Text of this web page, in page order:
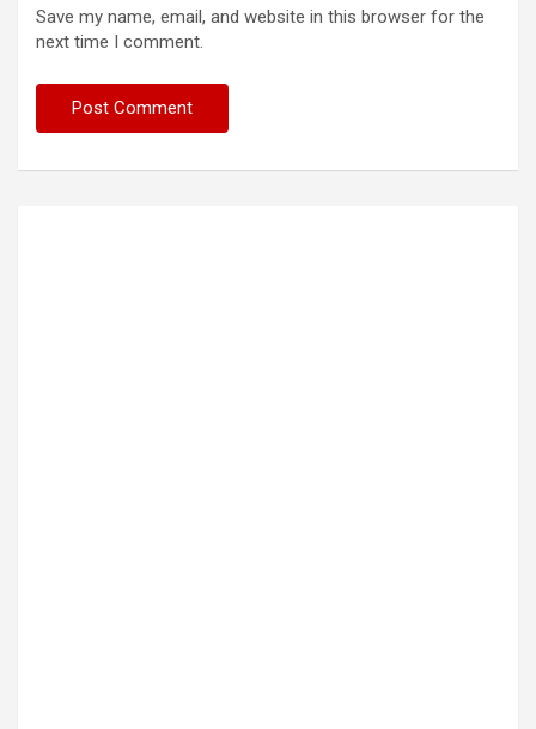
Save my name, email, and website in this browser for the
next time I comment.